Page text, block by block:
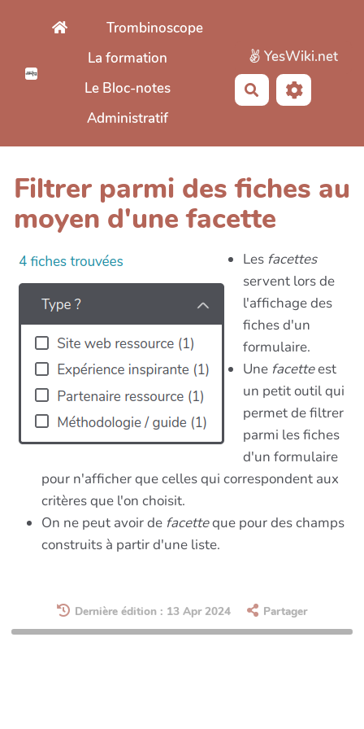
Aller au contenu principal
Trombinoscope
La formation
Le Bloc-notes
Administratif
YesWiki.net
Rechercher
Filtrer parmi des fiches au
moyen d'une facette
Les facettes
servent lors de
l'affichage des
fiches d'un
formulaire.
Une facetteest
un petit outil qui
permet de filtrer
parmi les fiches
d'un formulaire
pour n'afficher que celles qui correspondent aux
critères que l'on choisit.
On ne peut avoir de facetteque pour des champs
construits à partir d'une liste.
Dernière édition : 13 Apr 2024 Partager